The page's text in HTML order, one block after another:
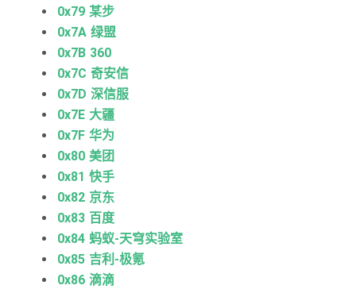
0x79 某步
0x7A 绿盟
0x7B 360
0x7C 奇安信
0x7D 深信服
0x7E 大疆
0x7F 华为
0x80 美团
0x81 快手
0x82 京东
0x83 百度
0x84 蚂蚁-天穹实验室
0x85 吉利-极氪
0x86 滴滴